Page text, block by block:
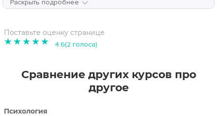
Раскрыть подробнее
Поставьте оценку странице
1 2 3 4 54.6(2 голоса)
Сравнение других курсов про
другое
Психология